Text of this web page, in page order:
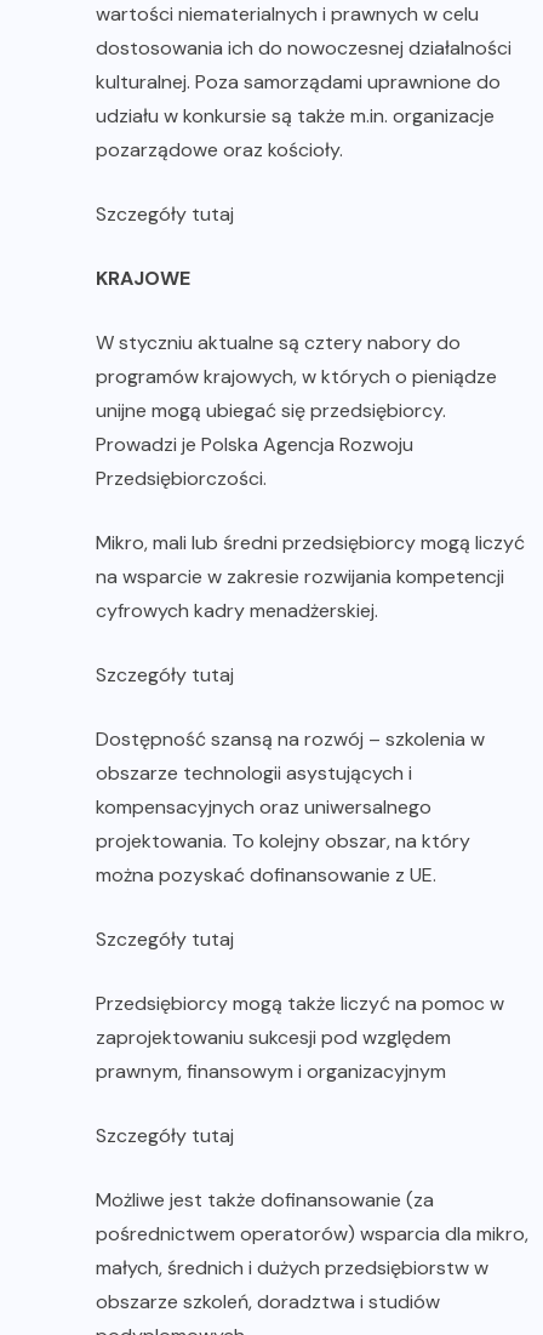
wartości niematerialnych i prawnych w celu
dostosowania ich do nowoczesnej działalności
kulturalnej. Poza samorządami uprawnione do
udziału w konkursie są także m.in. organizacje
pozarządowe oraz kościoły.
Szczegóły tutaj
KRAJOWE
W styczniu aktualne są cztery nabory do
programów krajowych, w których o pieniądze
unijne mogą ubiegać się przedsiębiorcy.
Prowadzi je Polska Agencja Rozwoju
Przedsiębiorczości.
Mikro, mali lub średni przedsiębiorcy mogą liczyć
na wsparcie w zakresie rozwijania kompetencji
cyfrowych kadry menadżerskiej.
Szczegóły tutaj
Dostępność szansą na rozwój – szkolenia w
obszarze technologii asystujących i
kompensacyjnych oraz uniwersalnego
projektowania. To kolejny obszar, na który
można pozyskać dofinansowanie z UE.
Szczegóły tutaj
Przedsiębiorcy mogą także liczyć na pomoc w
zaprojektowaniu sukcesji pod względem
prawnym, finansowym i organizacyjnym
Szczegóły tutaj
Możliwe jest także dofinansowanie (za
pośrednictwem operatorów) wsparcia dla mikro,
małych, średnich i dużych przedsiębiorstw w
obszarze szkoleń, doradztwa i studiów